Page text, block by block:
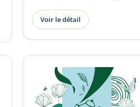
Voir le détail